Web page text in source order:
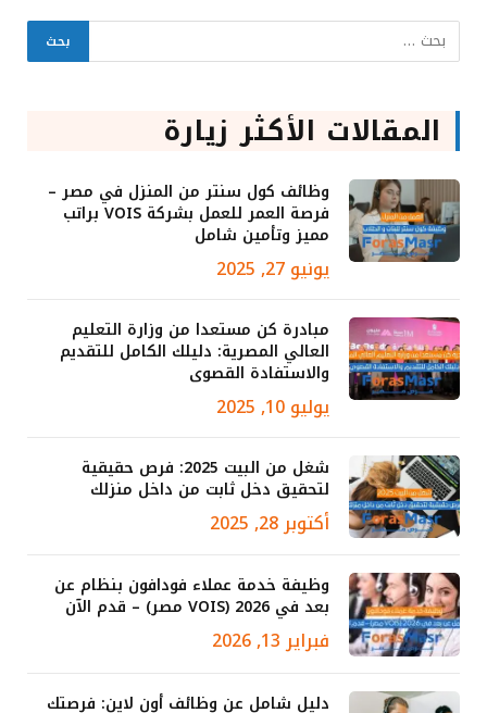
المقالات الأكثر زيارة
وظائف كول سنتر من المنزل في مصر –
فرصة العمر للعمل بشركة VOIS براتب
مميز وتأمين شامل
يونيو 27, 2025
مبادرة كن مستعدا من وزارة التعليم
العالي المصرية: دليلك الكامل للتقديم
والاستفادة القصوى
يوليو 10, 2025
شغل من البيت 2025: فرص حقيقية
لتحقيق دخل ثابت من داخل منزلك
أكتوبر 28, 2025
وظيفة خدمة عملاء فودافون بنظام عن
بعد في 2026 (VOIS مصر) – قدم الآن
فبراير 13, 2026
دليل شامل عن وظائف أون لاين: فرصتك